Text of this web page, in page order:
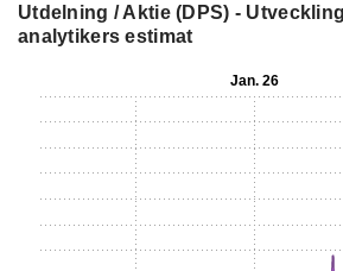
Utdelning / Aktie (DPS) -
analytikers estimat